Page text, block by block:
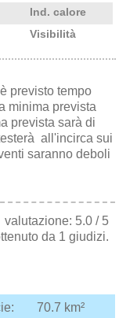
Ind. calore
Visibilità
previsto tempo
minima prevista
prevista sarà di
all'incirca sui
saranno deboli
valutazione: 5.0/ 5
da 1 giudizi.
70.7 km²